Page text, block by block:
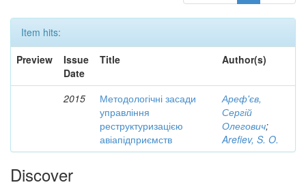
Item hits:
Preview
Issue
Date
Title Author(s)
2015
Методологічні засади
управління
реструктуризацією
авіапідприємств
Ареф'єв,
Сергій
Олегович;
Arefiev, S. O.
Discover